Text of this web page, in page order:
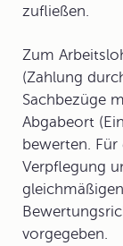
zufließen.
Zum
(Zahlung
Sachbezüge
Abgabeort
bewerten. Für
Verpflegung
vorgegeben.